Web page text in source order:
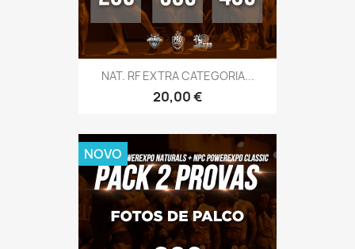
NAT. RF EXTRA CATEGORIA...
Preço
20,00 €
NOVO